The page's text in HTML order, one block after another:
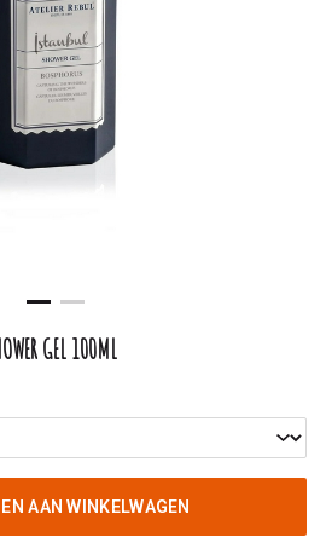
GEL 100ML
AAN WINKELWAGEN